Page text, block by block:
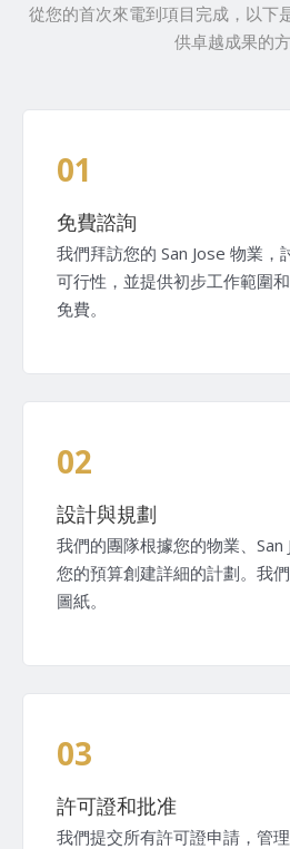
從您的首次來電到項目完成，以下
供卓越成果的方
01
免費諮詢
我們拜訪您的 San Jose 物業，
可行性，並提供初步工作範圍
免費。
02
設計與規劃
我們的團隊根據您的物業、San
您的預算創建詳細的計劃。我
圖紙。
03
許可證和批准
我們提交所有許可證申請，管